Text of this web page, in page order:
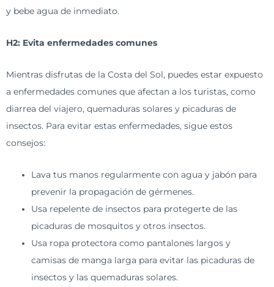
y bebe agua de inmediato.
H2: Evita enfermedades comunes
Mientras disfrutas de la Costa del Sol, puedes estar expuesto
a enfermedades comunes que afectan a los turistas, como
diarrea del viajero, quemaduras solares y picaduras de
insectos. Para evitar estas enfermedades, sigue estos
consejos:
Lava tus manos regularmente con agua y jabón para
prevenir la propagación de gérmenes.
Usa repelente de insectos para protegerte de las
picaduras de mosquitos y otros insectos.
Usa ropa protectora como pantalones largos y
camisas de manga larga para evitar las picaduras de
insectos y las quemaduras solares.